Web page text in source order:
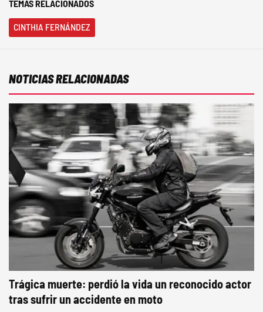
TEMAS RELACIONADOS
CINTHIA FERNÁNDEZ
NOTICIAS RELACIONADAS
Trágica muerte: perdió la vida un reconocido actor
tras sufrir un accidente en moto